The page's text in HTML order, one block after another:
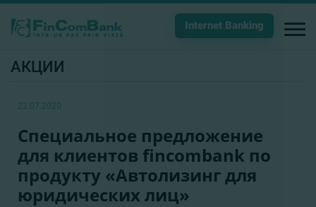
Internet Banking
АКЦИИ
22.07.2020
Специальное предложение
для клиентов fincombank по
продукту «Автолизинг для
юридических лиц»